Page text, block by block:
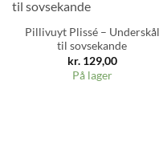
Pillivuyt Plissé – Underskål
til sovsekande
kr.129,00
På lager